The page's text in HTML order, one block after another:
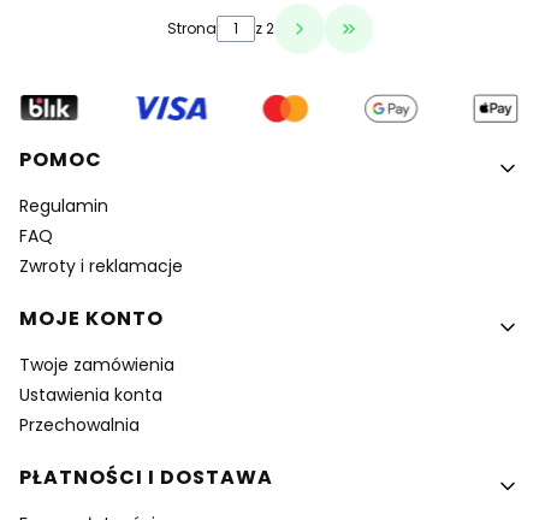
Strona z 2 Przejdź do ostatniej
Linki w stopce
POMOC
Regulamin
FAQ
Zwroty i reklamacje
MOJE KONTO
Twoje zamówienia
Ustawienia konta
Przechowalnia
PŁATNOŚCI I DOSTAWA